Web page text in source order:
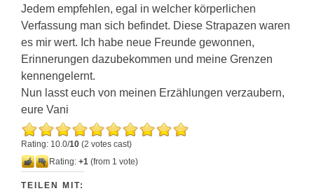
Jedem empfehlen, egal in welcher körperlichen
Verfassung man sich befindet. Diese Strapazen waren
es mir wert. Ich habe neue Freunde gewonnen,
Erinnerungen dazubekommen und meine Grenzen
kennengelernt.
Nun lasst euch von meinen Erzählungen verzaubern,
eure Vani
Rating: 10.0/10 (2 votes cast)
Rating:+1 (from 1 vote)
TEILEN MIT: